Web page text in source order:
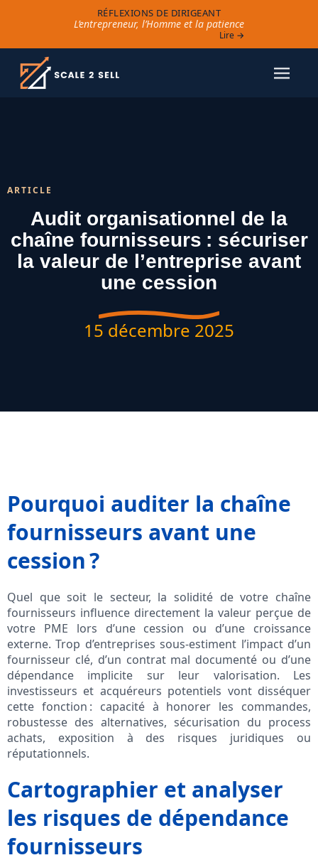
RÉFLEXIONS DE DIRIGEANT
L’entrepreneur, l’Homme et la patience
Lire →
ARTICLE
Audit organisationnel de la
chaîne fournisseurs : sécuriser
la valeur de l’entreprise avant
une cession
15 décembre 2025
Pourquoi auditer la chaîne
fournisseurs avant une
cession ?
Quel que soit le secteur, la solidité de votre chaîne
fournisseurs influence directement la valeur perçue de
votre PME lors d’une cession ou d’une croissance
externe. Trop d’entreprises sous-estiment l’impact d’un
fournisseur clé, d’un contrat mal documenté ou d’une
dépendance implicite sur leur valorisation. Les
investisseurs et acquéreurs potentiels vont disséquer
cette fonction : capacité à honorer les commandes,
robustesse des alternatives, sécurisation du process
achats, exposition à des risques juridiques ou
réputationnels.
Cartographier et analyser
les risques de dépendance
fournisseurs